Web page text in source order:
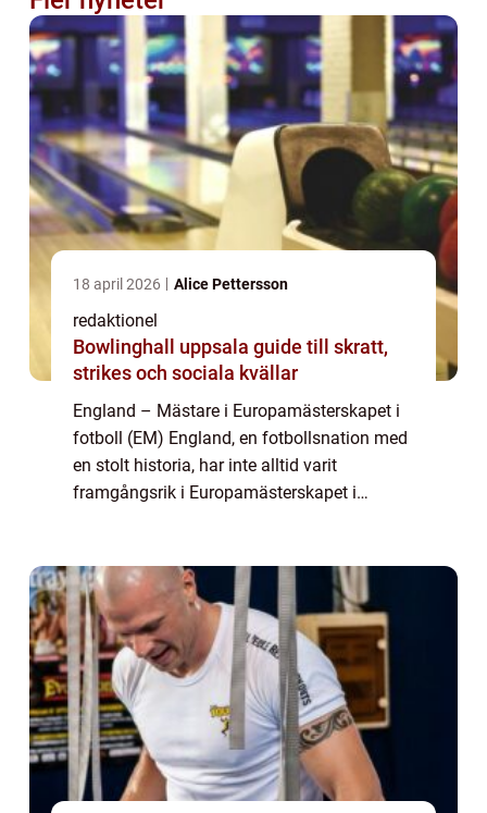
18 april 2026 Alice Pettersson
redaktionel
Bowlinghall uppsala guide till skratt,
strikes och sociala kvällar
England – Mästare i Europamästerskapet i
fotboll (EM) England, en fotbollsnation med
en stolt historia, har inte alltid varit
framgångsrik i Europamästerskapet i